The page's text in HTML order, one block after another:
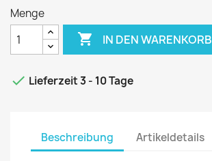
Menge
 IN DEN WARENKORB
 Lieferzeit 3 - 10 Tage
Beschreibung Artikeldetails